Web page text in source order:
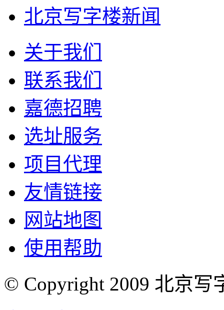
北京写字楼新闻
关于我们
联系我们
嘉德招聘
选址服务
项目代理
友情链接
网站地图
使用帮助
© Copyright 2009 北京写